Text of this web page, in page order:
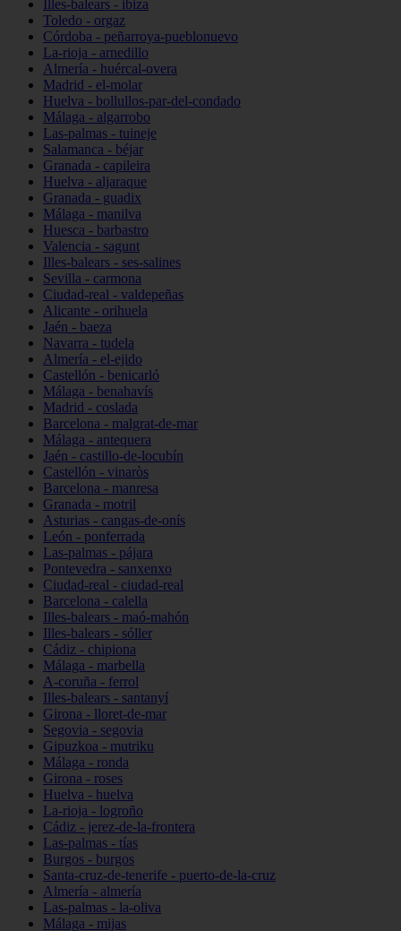
Illes-balears - ibiza
Toledo - orgaz
Córdoba - peñarroya-pueblonuevo
La-rioja - arnedillo
Almería - huércal-overa
Madrid - el-molar
Huelva - bollullos-par-del-condado
Málaga - algarrobo
Las-palmas - tuineje
Salamanca - béjar
Granada - capileira
Huelva - aljaraque
Granada - guadix
Málaga - manilva
Huesca - barbastro
Valencia - sagunt
Illes-balears - ses-salines
Sevilla - carmona
Ciudad-real - valdepeñas
Alicante - orihuela
Jaén - baeza
Navarra - tudela
Almería - el-ejido
Castellón - benicarló
Málaga - benahavís
Madrid - coslada
Barcelona - malgrat-de-mar
Málaga - antequera
Jaén - castillo-de-locubín
Castellón - vinaròs
Barcelona - manresa
Granada - motril
Asturias - cangas-de-onís
León - ponferrada
Las-palmas - pájara
Pontevedra - sanxenxo
Ciudad-real - ciudad-real
Barcelona - calella
Illes-balears - maó-mahón
Illes-balears - sóller
Cádiz - chipiona
Málaga - marbella
A-coruña - ferrol
Illes-balears - santanyí
Girona - lloret-de-mar
Segovia - segovia
Gipuzkoa - mutriku
Málaga - ronda
Girona - roses
Huelva - huelva
La-rioja - logroño
Cádiz - jerez-de-la-frontera
Las-palmas - tías
Burgos - burgos
Santa-cruz-de-tenerife - puerto-de-la-cruz
Almería - almería
Las-palmas - la-oliva
Málaga - mijas